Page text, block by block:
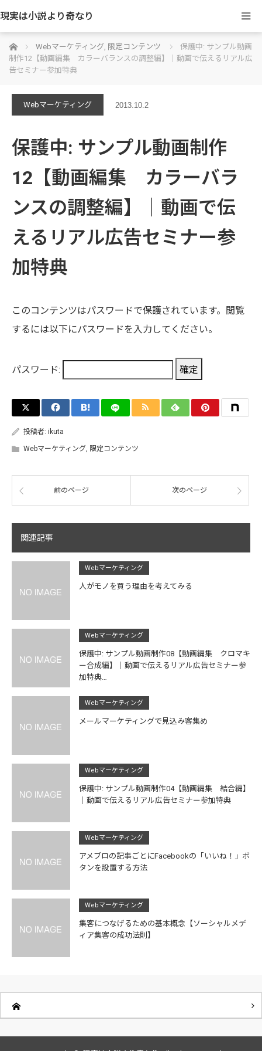
現実は小説より奇なり
ホーム Webマーケティング, 限定コンテンツ
保護中: サンプル動画
制作12【動画編集 カラーバランスの調整編】｜動画で伝えるリアル広
告セミナー参加特典
Webマーケティング 2013.10.2
保護中: サンプル動画制作
12【動画編集 カラーバラ
ンスの調整編】｜動画で伝
えるリアル広告セミナー参
加特典
このコンテンツはパスワードで保護されています。閲覧
するには以下にパスワードを入力してください。
パスワード:
投稿者: ikuta
Webマーケティング, 限定コンテンツ
前のページ 次のページ
関連記事
Webマーケティング
人がモノを買う理由を考えてみる
Webマーケティング
保護中: サンプル動画制作08【動画編集 クロマキ
ー合成編】｜動画で伝えるリアル広告セミナー参
加特典…
Webマーケティング
メールマーケティングで見込み客集め
Webマーケティング
保護中: サンプル動画制作04【動画編集 結合編】
｜動画で伝えるリアル広告セミナー参加特典
Webマーケティング
アメブロの記事ごとにFacebookの「いいね！」ボ
タンを設置する方法
Webマーケティング
集客につなげるための基本概念【ソーシャルメデ
ィア集客の成功法則】